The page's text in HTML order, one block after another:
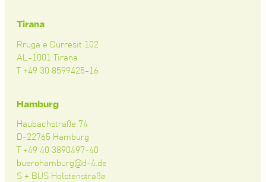
Tirana
Rruga e Durresit 102
AL-1001 Tirana
T +49 30 8599425-16
Hamburg
Haubachstraße 74
D-22765 Hamburg
T +49 40 3890497-40
buerohamburg@d-4.de
S + BUS Holstenstraße